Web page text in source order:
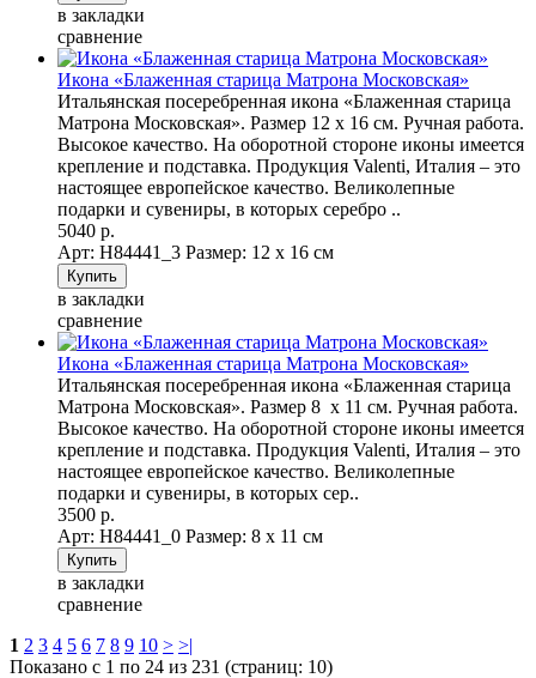
в закладки
сравнение
Икона «Блаженная старица Матрона Московская»
Итальянская посеребренная икона «Блаженная старица
Матрона Московская». Размер 12 х 16 см. Ручная работа.
Высокое качество. На оборотной стороне иконы имеется
крепление и подставка. Продукция Valenti, Италия – это
настоящее европейское качество. Великолепные
подарки и сувениры, в которых серебро ..
5040 р.
Арт: Н84441_3 Размер: 12 х 16 см
в закладки
сравнение
Икона «Блаженная старица Матрона Московская»
Итальянская посеребренная икона «Блаженная старица
Матрона Московская». Размер 8 х 11 см. Ручная работа.
Высокое качество. На оборотной стороне иконы имеется
крепление и подставка. Продукция Valenti, Италия – это
настоящее европейское качество. Великолепные
подарки и сувениры, в которых сер..
3500 р.
Арт: Н84441_0 Размер: 8 х 11 см
в закладки
сравнение
1 2 3 4 5 6 7 8 9 10 > >|
Показано с 1 по 24 из 231 (страниц: 10)